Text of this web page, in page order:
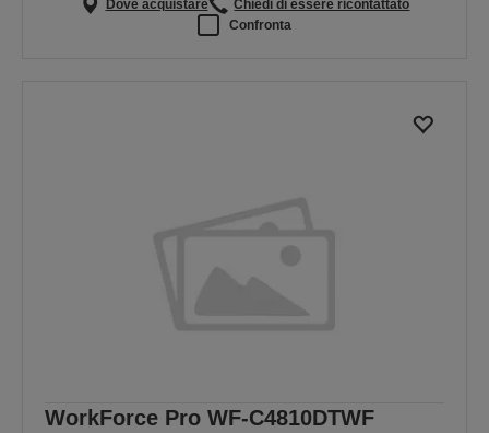
Dove acquistare
Chiedi di essere ricontattato
Confronta
WorkForce Pro WF-C4810DTWF